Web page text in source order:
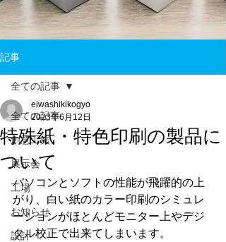
記事
全ての記事
創意工夫
展示会
工場
お知らせ
設計
全ての記事
特殊紙・特色印刷の製品に
ついて
eiwashikikogyo
2023年6月12日
パソコンとソフトの性能が飛躍的の上
がり、白い紙のカラー印刷のシミュレ
ーションがほとんどモニター上やデジ
タル校正で出来てしまいます。